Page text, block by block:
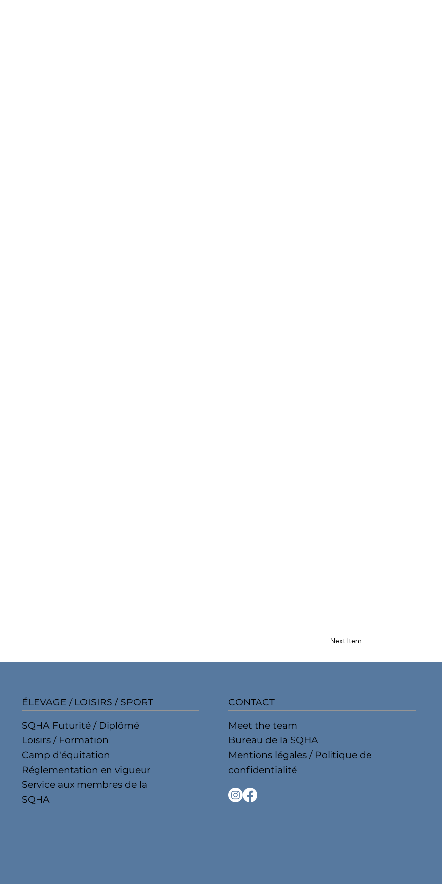
Next Item
ÉLEVAGE / LOISIRS / SPORT
SQHA Futurité / Diplômé
Loisirs / Formation
Camp d'équitation
Réglementation en vigueur
Service aux membres de la
SQHA
CONTACT
Meet the team
Bureau de la SQHA
Mentions légales / Politique de
confidentialité